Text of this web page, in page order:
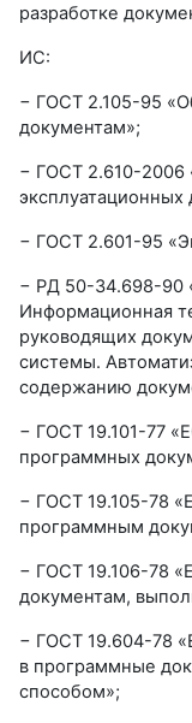
разработке
ИС:
− ГОСТ 2.105-95
документам»;
− ГОСТ 2.610-2006
эксплуатационных
− ГОСТ 2.601-95
− РД 50-34.698-90
Информационная
руководящих
системы.
содержанию
− ГОСТ 19.101-77
программных
− ГОСТ 19.105-78
программным
− ГОСТ 19.106-78
документам,
− ГОСТ 19.604-78
в программные
способом»;